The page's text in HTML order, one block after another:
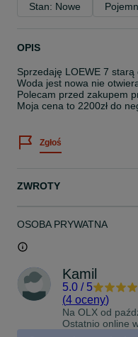
Stan: Nowe
OPIS
Sprzedaję LOEWE 7 starą
Woda jest nowa nie
Polecam przed zakupem
Moja cena to 2200zł do
Zgłoś
ZWROTY
OSOBA PRYWATNA
Kamil
5.0 / 5
(4 oceny)
Na OLX od
Ostatnio online